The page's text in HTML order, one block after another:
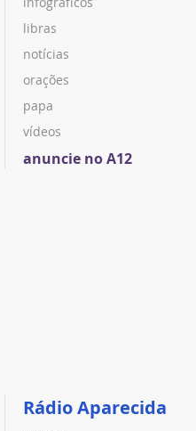
libras
notícias
orações
papa
vídeos
anuncie no A12
Rádio Aparecida